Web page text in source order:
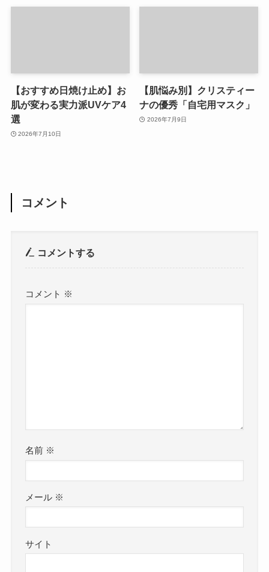
【おすすめ日焼け止め】お
肌が変わる実力派UVケア4
選
2026年7月10日
【肌悩み別】クリスティー
ナの優秀「自宅用マスク」
2026年7月9日
コメント
コメントする
コメント ※
名前 ※
メール ※
サイト